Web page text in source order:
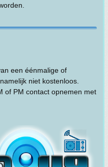
een éénmalige of
niet kostenloos.
of PM contact opnemen met